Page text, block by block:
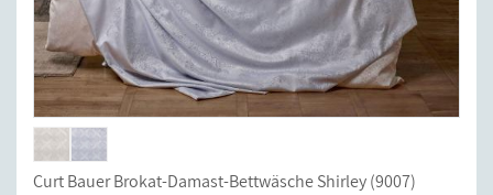
Curt Bauer Brokat-Damast-Bettwäsche Shirley (9007)